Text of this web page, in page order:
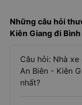
Những câu hỏi
Kiên Giang đi
Câu hỏi: Nhà
An Biên - Kiên
nhất?